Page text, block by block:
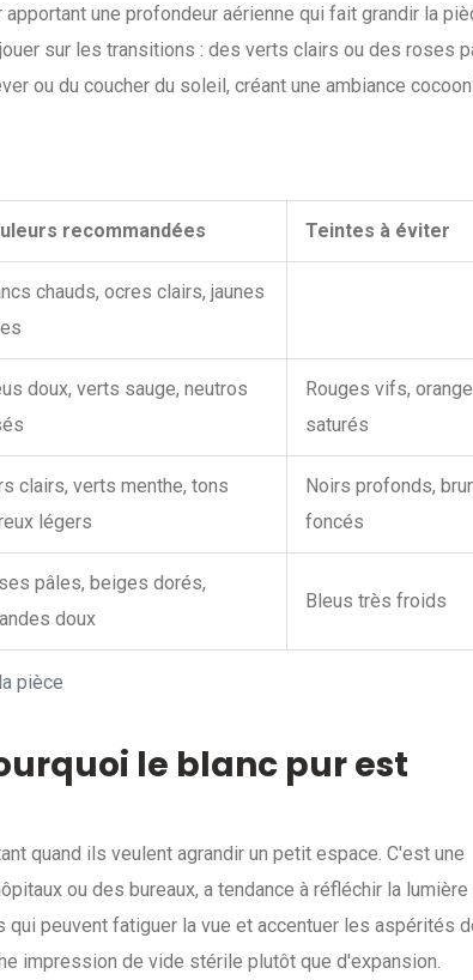
une profondeur aérienne qui fait grandir la
sur les transitions : des verts clairs ou des roses
ou du coucher du soleil, créant une ambiance
pièce
recommandées Teintes à éviter
chauds, ocres clairs, jaunes
doux, verts sauge, neutros
Rouges vifs,
saturés
clairs, verts menthe, tons
légers
Noirs profonds,
foncés
pâles, beiges dorés,
doux
Bleus très froids
le blanc pur est
quand ils veulent agrandir un petit espace. C'est une
ou des bureaux, a tendance à réfléchir la lumière
peuvent fatiguer la vue et accentuer les aspérités
impression de vide stérile plutôt que d'expansion.